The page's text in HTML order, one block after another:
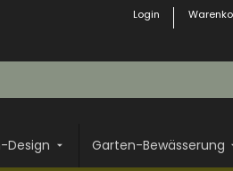
Login
Design Garten-Bewässerung